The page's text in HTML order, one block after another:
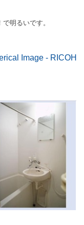
明るいです。
Image - RICOH